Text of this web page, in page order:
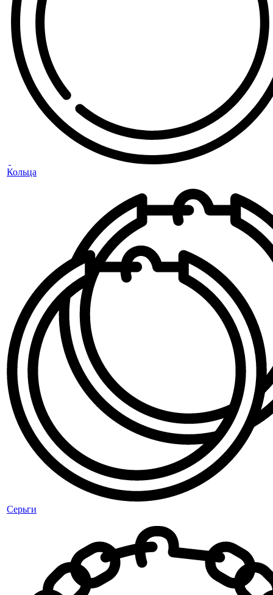
Кольца
Серьги